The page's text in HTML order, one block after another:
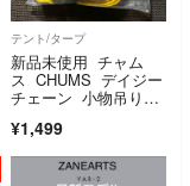
テント/タープ
新品未使用 チャム
ス CHUMS デイジー
チェーン 小物吊り下
¥1,499